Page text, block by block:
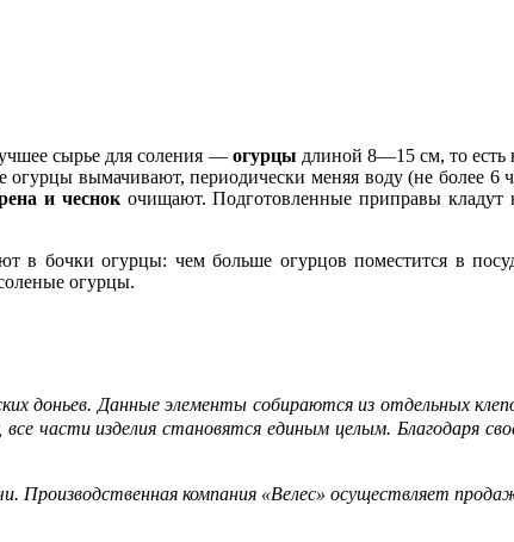
сырье для соления — огурцы длиной 8—15 см, то
вымачивают, периодически меняя воду (не более
и чеснокочищают. Подготовленные приправы кладут
в бочки огурцы: чем больше огурцов поместится в
огурцы.
доньев. Данные элементы собираются из отдельных
части изделия становятся единым целым. Благодаря
Производственная компания «Велес» осуществляет